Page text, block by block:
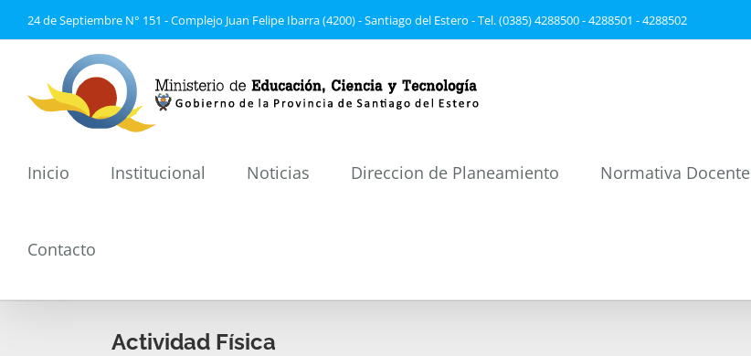
al
24 de Septiembre N° 151 - Complejo Juan Felipe Ibarra (4200) - Santiago del Estero - Tel. (0385) 4288500 - 4288501 - 4288502
Inicio Institucional Noticias Direccion de Planeamiento Normativa Docente
Contacto
Actividad Física